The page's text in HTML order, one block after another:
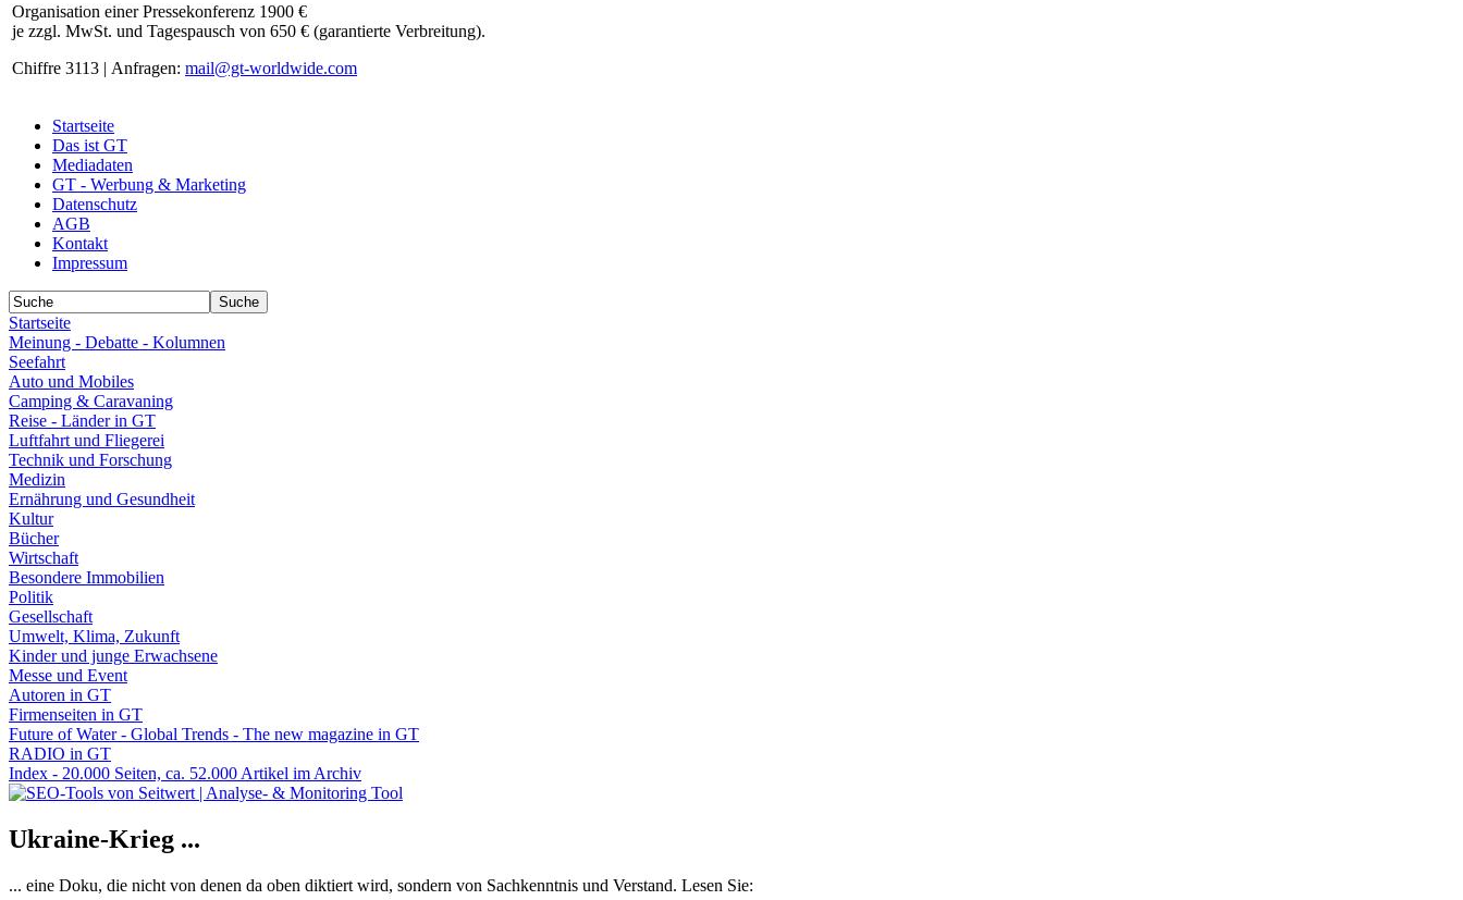
Organisation einer Pressekonferenz 1900 €
je zzgl. MwSt. und Tagespausch von 650 € (garantierte Verbreitung).
Chiffre 3113 | Anfragen: mail@gt-worldwide.com
Startseite
Das ist GT
Mediadaten
GT - Werbung & Marketing
Datenschutz
AGB
Kontakt
Impressum
Startseite
Meinung - Debatte - Kolumnen
Seefahrt
Auto und Mobiles
Camping & Caravaning
Reise - Länder in GT
Luftfahrt und Fliegerei
Technik und Forschung
Medizin
Ernährung und Gesundheit
Kultur
Bücher
Wirtschaft
Besondere Immobilien
Politik
Gesellschaft
Umwelt, Klima, Zukunft
Kinder und junge Erwachsene
Messe und Event
Autoren in GT
Firmenseiten in GT
Future of Water - Global Trends - The new magazine in GT
RADIO in GT
Index - 20.000 Seiten, ca. 52.000 Artikel im Archiv
Ukraine-Krieg ...
... eine Doku, die nicht von denen da oben diktiert wird, sondern von Sachkenntnis und Verstand. Lesen Sie: